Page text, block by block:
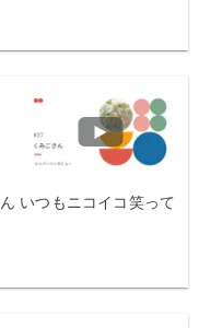
いつもニコイコ笑って